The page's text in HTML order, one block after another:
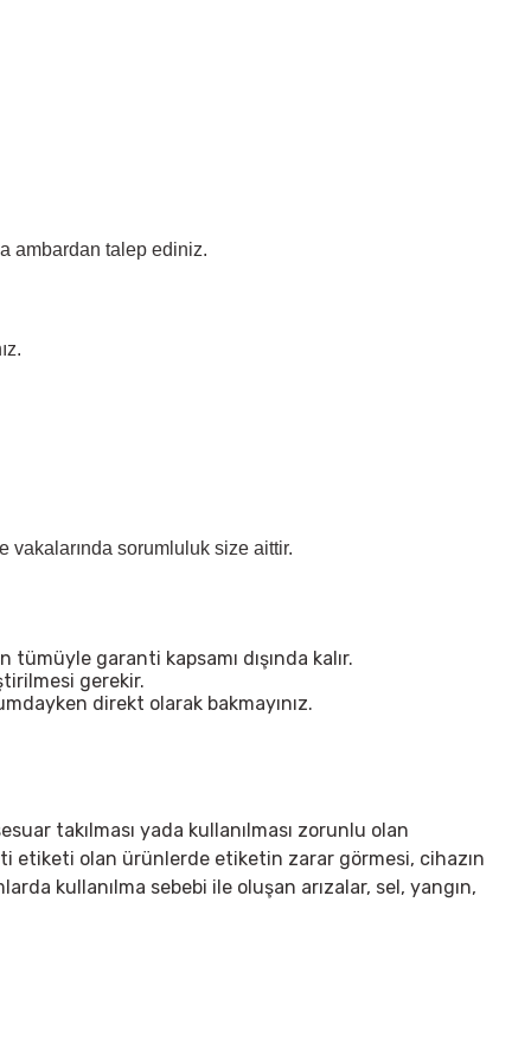
ambardan talep ediniz.
vakalarında sorumluluk size aittir.
garanti kapsamı dışında kalır.
gerekir.
direkt olarak bakmayınız.
takılması yada kullanılması zorunlu olan
etiketi olan ürünlerde etiketin zarar görmesi, cihazın
kullanılma sebebi ile oluşan arızalar, sel, yangın,